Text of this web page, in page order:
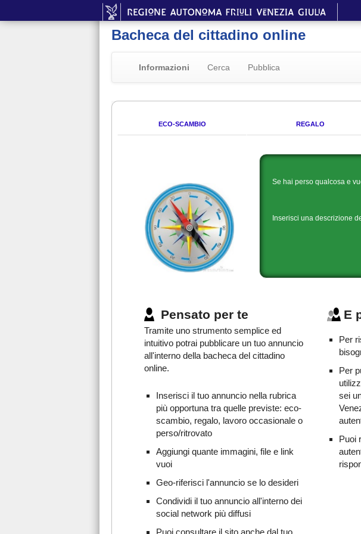
Bacheca del cittadino online
Informazioni Cerca Pubblica
ECO-SCAMBIO REGALO
Se hai perso qualcosa e
Inserisci una descrizione
Pensato per te
Tramite uno strumento semplice ed
intuitivo potrai pubblicare un tuo annuncio
all'interno della bacheca del cittadino
online.
Inserisci il tuo annuncio nella rubrica
più opportuna tra quelle previste: eco-
scambio, regalo, lavoro occasionale o
perso/ritrovato
Aggiungi quante immagini, file e link
vuoi
Geo-riferisci l'annuncio se lo desideri
Condividi il tuo annuncio all'interno dei
social network più diffusi
Puoi consultare il sito anche dal tuo
E
Per
Per
sei
Puoi